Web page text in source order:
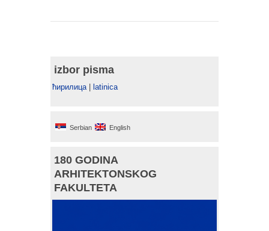
izbor pisma
ћирилица | latinica
Serbian English
180 GODINA
ARHITEKTONSKOG
FAKULTETA